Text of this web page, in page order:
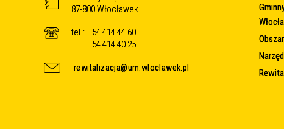
87-800 Włocławek
tel.:
54 414 44 60
54 414 40 25
rewitalizacja@um.wloclawek.pl